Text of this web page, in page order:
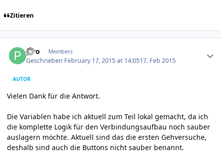
Zitieren
p.ro Members
Geschrieben February 17, 2015 at 14:0517. Feb 2015
AUTOR
Vielen Dank für die Antwort.
Die Variablen habe ich aktuell zum Teil lokal gemacht, da ich
die komplette Logik für den Verbindungsaufbau noch sauber
auslagern möchte. Aktuell sind das die ersten Gehversuche,
deshalb sind auch die Buttons nicht sauber benannt.